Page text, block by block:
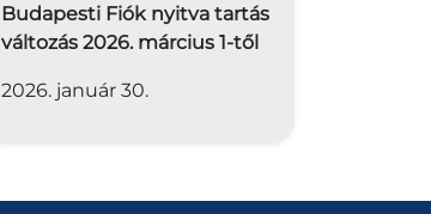
Budapesti Fiók nyitva tartás
változás 2026. március 1-től
2026. január 30.